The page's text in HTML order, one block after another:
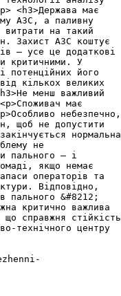
<h3>Держава має
АЗС, а паливну
на такий
Захист АЗС коштує
— усе це додаткові
критичними. У
потенційних його
кількох великих
менш важливий
має
небезпечно,
щоб не допустити
нормальна
не
пального — і
якщо немає
операторів та
Відповідно,
пального &#8212;
критично важлива
справжня стійкість
технічного центру